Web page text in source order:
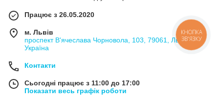
Працює з 26.05.2020
м. Львів
проспект В'ячеслава Чорновола, 103, 79061, Львів,
Україна
Контакти
Сьогодні працює з 11:00 до 17:00
Показати весь графік роботи
КНОПКА
ЗВ'ЯЗКУ